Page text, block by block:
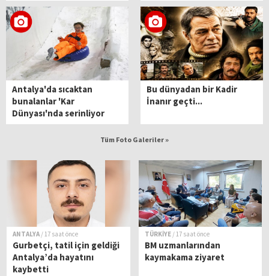
Antalya'da sıcaktan
bunalanlar 'Kar
Dünyası'nda serinliyor
Bu dünyadan bir Kadir
İnanır geçti...
Tüm Foto Galeriler »
ANTALYA / 17 saat önce
Gurbetçi, tatil için geldiği
Antalya’da hayatını
kaybetti
TÜRKİYE / 17 saat önce
BM uzmanlarından
kaymakama ziyaret